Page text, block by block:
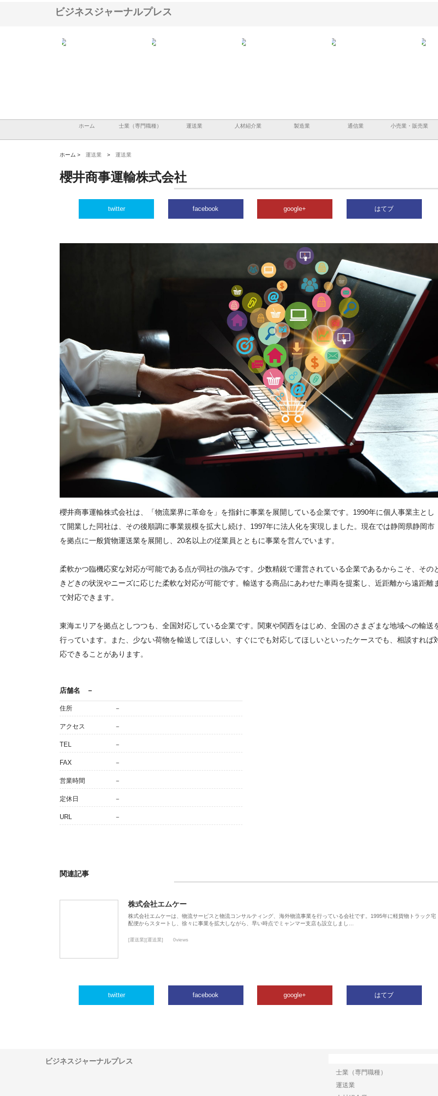
ビジネスジャーナルプレス
ホーム 士業（専門職種） 運送業 人材紹介業 製造業 通信業 小売業・販売業
ホーム > 運送業 > 運送業
櫻井商事運輸株式会社
twitter facebook google+ はてブ
櫻井商事運輸株式会社は、「物流業界に革命を」を指針に事業を展開している企業です。1990年に個人事業主とし
て開業した同社は、その後順調に事業規模を拡大し続け、1997年に法人化を実現しました。現在では静岡県静岡市
を拠点に一般貨物運送業を展開し、20名以上の従業員とともに事業を営んでいます。
柔軟かつ臨機応変な対応が可能である点が同社の強みです。少数精鋭で運営されている企業であるからこそ、その
きどきの状況やニーズに応じた柔軟な対応が可能です。輸送する商品にあわせた車両を提案し、近距離から遠距離
で対応できます。
東海エリアを拠点としつつも、全国対応している企業です。関東や関西をはじめ、全国のさまざまな地域への輸送
行っています。また、少ない荷物を輸送してほしい、すぐにでも対応してほしいといったケースでも、相談すれば
応できることがあります。
店舗名 －
住所 －
アクセス －
TEL －
FAX －
営業時間 －
定休日 －
URL －
関連記事
株式会社エムケー
株式会社エムケーは、物流サービスと物流コンサルティング、海外物流事業を行っている会社です。1995年に軽貨物トラック宅
配便からスタートし、徐々に事業を拡大しながら、早い時点でミャンマー支店も設立しまし…
[運送業][運送業] 0views
twitter facebook google+ はてブ
ビジネスジャーナルプレス
士業（専門職種）
運送業